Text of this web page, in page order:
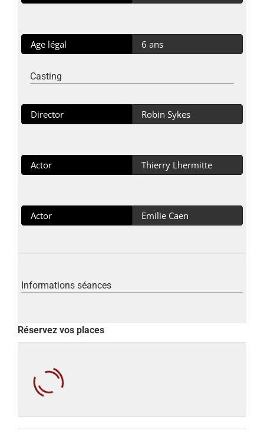
Age légal 6 ans
Casting
Director Robin Sykes
Actor Thierry Lhermitte
Actor Emilie Caen
Informations séances
Réservez vos places